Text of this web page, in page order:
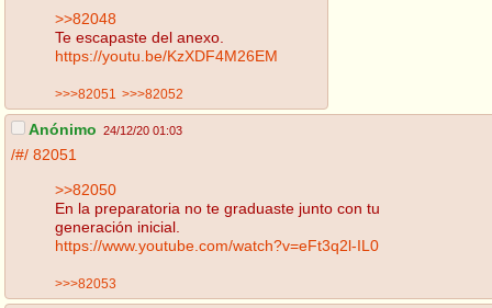
>>82048
Te escapaste del anexo.
https://youtu.be/KzXDF4M26EM
>>>82051 >>>82052
Anónimo 24/12/20 01:03
/#/ 82051
>>82050
En la preparatoria no te graduaste junto con tu
generación inicial.
https://www.youtube.com/watch?v=eFt3q2l-IL0
>>>82053